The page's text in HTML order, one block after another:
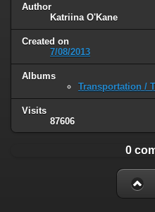
Author
Katriina O'Kane
Created on
7/08/2013
Albums
Transportation /
Visits
87606
0